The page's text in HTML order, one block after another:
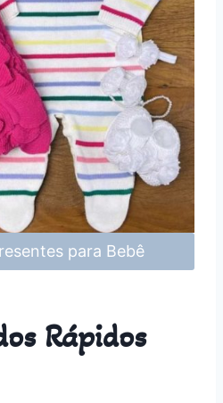
para Bebê
Rápidos